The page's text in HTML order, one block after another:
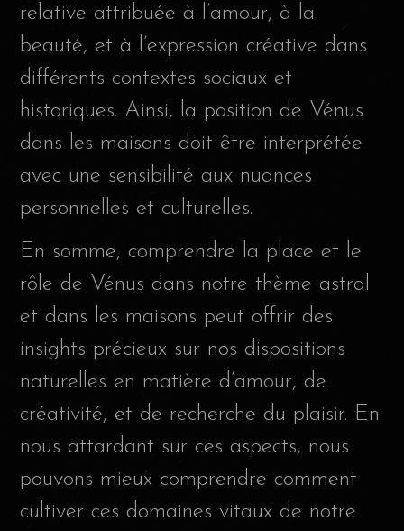
relative attribuée à l’amour, à la
beauté, et à l’expression créative dans
différents contextes sociaux et
historiques. Ainsi, la position de Vénus
dans les maisons doit être interprétée
avec une sensibilité aux nuances
personnelles et culturelles.
En somme, comprendre la place et le
rôle de Vénus dans notre thème astral
et dans les maisons peut offrir des
insights précieux sur nos dispositions
naturelles en matière d’amour, de
créativité, et de recherche du plaisir. En
nous attardant sur ces aspects, nous
pouvons mieux comprendre comment
cultiver ces domaines vitaux de notre